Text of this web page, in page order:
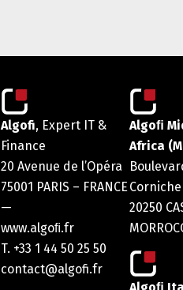
Algofi, Expert IT &
Finance
20 Avenue de l’Opéra
75001 PARIS – FRANCE
—
www.algoﬁ.fr
T. +33 1 44 50 25 50
contact@algofi.fr
Algoﬁ
Africa
Corniche
20250